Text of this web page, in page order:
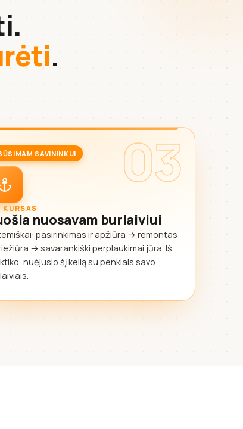
.
03
SAVININKUI
KURSAS
nuosavam burlaiviui
pasirinkimas ir apžiūra → remontas
→ savarankiški perplaukimai jūra. Iš
nuėjusio šį kelią su penkiais savo